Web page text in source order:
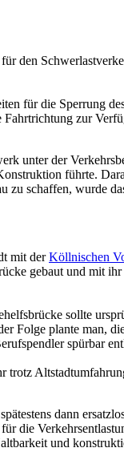
den
für die Sperrung
zur
unter der
führte.
zu schaffen, wurde
mit derKöllnischen
gebaut und mit
sollte
Folge plante man,
spürbar
trotz
dann
die
und